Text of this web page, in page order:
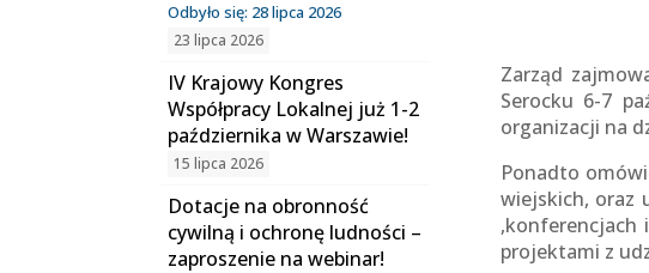
Zarząd
Serocku 6-7
organizacji na
Ponadto
wiejskich, oraz
,konferencjach
projektami z
Odbyło się: 28 lipca 2026
23 lipca 2026
IV Krajowy Kongres
Współpracy Lokalnej już 1-2
października w Warszawie!
15 lipca 2026
Dotacje na obronność
cywilną i ochronę ludności –
zaproszenie na webinar!